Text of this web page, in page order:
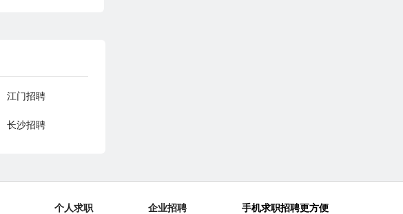
江门招聘
长沙招聘
个人求职 企业招聘 手机求职招聘更方便